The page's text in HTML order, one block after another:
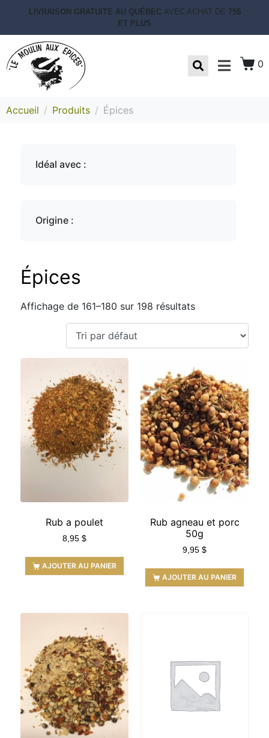
LIVRAISON GRATUITE AU QUÉBEC AVEC ACHAT DE 75$
ET PLUS
0
Accueil Produits Épices
Idéal avec :
Origine :
Épices
Affichage de 161–180 sur 198 résultats
Rub a poulet
8,95 $
AJOUTER AU PANIER
Rub agneau et porc
50g
9,95 $
AJOUTER AU PANIER